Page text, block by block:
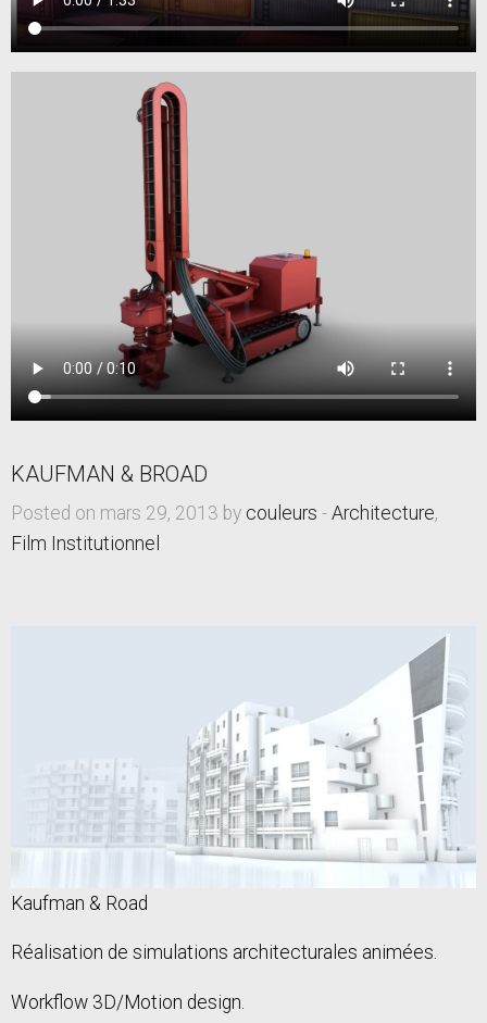
KAUFMAN & BROAD
Posted on mars 29, 2013 by couleurs - Architecture,
Film Institutionnel
Kaufman & Road
Réalisation de simulations architecturales animées.
Workflow 3D/Motion design.